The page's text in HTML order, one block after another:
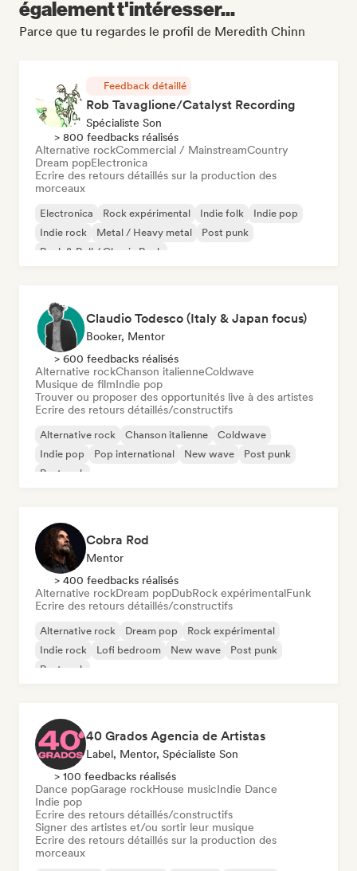
également t'intéresser...
Parce que tu regardes le profil de Meredith Chinn
Feedback détaillé
Rob Tavaglione/Catalyst Recording
Spécialiste Son
> 800 feedbacks réalisés
Alternative rockCommercial / MainstreamCountry
Dream popElectronica
Ecrire des retours détaillés sur la production des
morceaux
Electronica Rock expérimental Indie folk
Indie pop
Indie rock
Metal / Heavy metal
Post punk
Rock & Roll / Classic Rock
Claudio Todesco (Italy & Japan focus)
Booker, Mentor
> 600 feedbacks réalisés
Alternative rockChanson italienneColdwave
Musique de filmIndie pop
Trouver ou proposer des opportunités live à des artistes
Ecrire des retours détaillés/constructifs
Alternative rock Chanson italienne
Coldwave
Indie pop
Pop international New wave
Post punk
Post rock
Cobra Rod
Mentor
> 400 feedbacks réalisés
Alternative rockDream popDubRock expérimentalFunk
Ecrire des retours détaillés/constructifs
Alternative rock Dream pop
Rock expérimental
Indie rock
Lofi bedroom New wave
Post punk
Post rock
40 Grados Agencia de Artistas
Label, Mentor, Spécialiste Son
> 100 feedbacks réalisés
Dance popGarage rockHouse musicIndie Dance
Indie pop
Ecrire des retours détaillés/constructifs
Signer des artistes et/ou sortir leur musique
Ecrire des retours détaillés sur la production des
morceaux